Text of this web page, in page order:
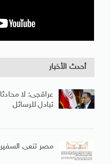
أحدث الأخبار
عراقجى: لا
تبادل للرسائل
مصر تنعى